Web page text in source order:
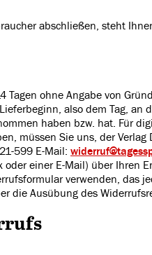
abschließen, steht
Tagen ohne Angabe von
also dem Tag,
haben bzw. hat. Für
müssen Sie uns, der
599 E-Mail:
oder einer E-Mail) über Ihren
verwenden, das
die Ausübung des